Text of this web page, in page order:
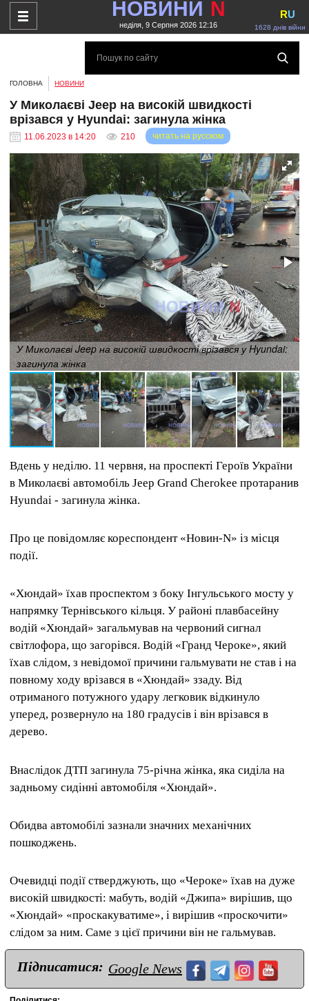
НОВИНИ N
неділя, 9 Серпня 2026 12:16 1628 днів війни
RU
ГОЛОВНА НОВИНИ
У Миколаєві Jeep на високій швидкості
врізався у Hyundai: загинула жінка
11.06.2023 в 14:20 210 читать на русском
У Миколаєві Jeep на високій швидкості врізався у Hyundai:
загинула жінка
Вдень у неділю. 11 червня, на проспекті Героїв України
в Миколаєві автомобіль Jeep Grand Cherokee протаранив
Hyundai - загинула жінка.
Про це повідомляє кореспондент «Новин-N» із місця
події.
«Хюндай» їхав проспектом з боку Інгульського мосту у
напрямку Тернівського кільця. У районі плавбасейну
водій «Хюндай» загальмував на червоний сигнал
світлофора, що загорівся. Водій «Гранд Чероке», який
їхав слідом, з невідомої причини гальмувати не став і на
повному ходу врізався в «Хюндай» ззаду. Від
отриманого потужного удару легковик відкинуло
уперед, розвернуло на 180 градусів і він врізався в
дерево.
Внаслідок ДТП загинула 75-річна жінка, яка сиділа на
задньому сидінні автомобіля «Хюндай».
Обидва автомобілі зазнали значних механічних
пошкоджень.
Очевидці події стверджують, що «Чероке» їхав на дуже
високій швидкості: мабуть, водій «Джипа» вирішив, що
«Хюндай» «проскакуватиме», і вирішив «проскочити»
слідом за ним. Саме з цієї причини він не гальмував.
Підписатися: Google News